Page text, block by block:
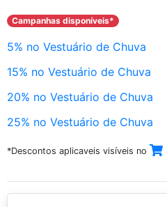
Campanhas disponíveis*
5% no Vestuário de Chuva
15% no Vestuário de Chuva
20% no Vestuário de Chuva
25% no Vestuário de Chuva
*Descontos aplicaveis visíveis no